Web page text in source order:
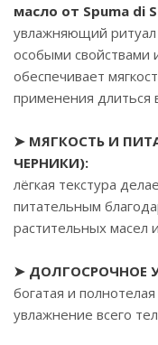
масло от Spuma di
увлажняющий ритуал
особыми свойствами
обеспечивает
применения длиться
➤ МЯГКОСТЬ И
ЧЕРНИКИ):
лёгкая текстура
питательным
растительных масел
➤ ДОЛГОСРОЧНОЕ
богатая и
увлажнение всего